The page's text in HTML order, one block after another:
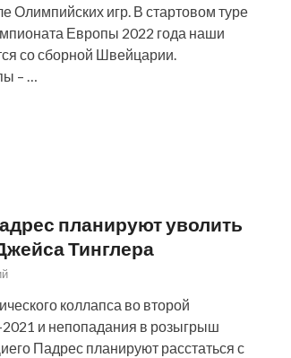
Олимпийских игр. В стартовом туре
Европы 2022 года наши
со сборной Швейцарии.
– …
планируют уволить
Тинглера
коллапса во второй
и непопадания в розыгрыш
Падрес планируют расстаться с